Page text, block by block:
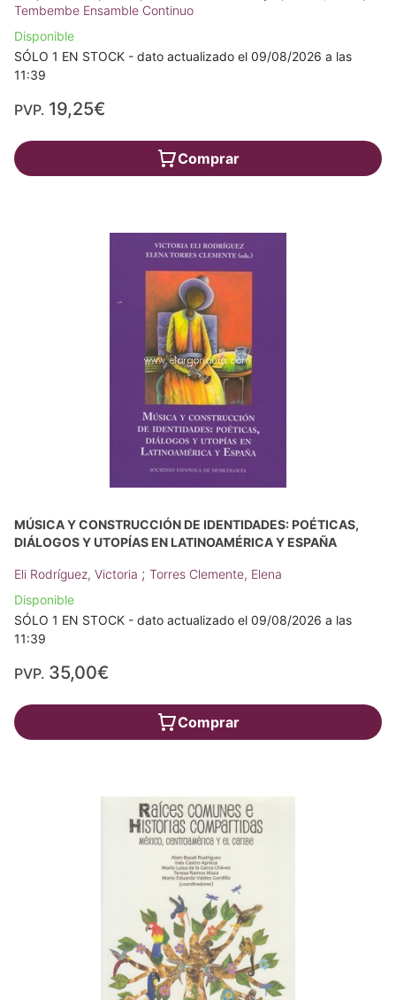
Tembembe Ensamble Continuo
Disponible
SÓLO 1 EN STOCK - dato actualizado el 09/08/2026 a las
11:39
PVP. 19,25€
Comprar
MÚSICA Y CONSTRUCCIÓN DE IDENTIDADES: POÉTICAS,
DIÁLOGOS Y UTOPÍAS EN LATINOAMÉRICA Y ESPAÑA
Eli Rodríguez, Victoria ; Torres Clemente, Elena
Disponible
SÓLO 1 EN STOCK - dato actualizado el 09/08/2026 a las
11:39
PVP. 35,00€
Comprar